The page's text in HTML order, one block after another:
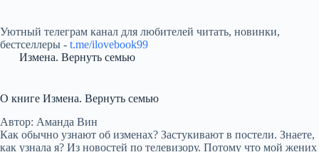
Уютный телеграм канал для любителей читать, новинки,
бестселлеры - t.me/ilovebook99
Измена. Вернуть семью
О книге Измена. Вернуть семью
Автор: Аманда Вин
Как обычно узнают об изменах? Застукивают в постели. Знаете,
как узнала я? Из новостей по телевизору. Потому что мой жених